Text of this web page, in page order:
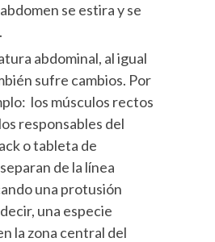
se estira y se
abdominal, al igual
sufre cambios. Por
los músculos rectos
responsables del
o tableta de
de la línea
una protusión
una especie
la zona central del